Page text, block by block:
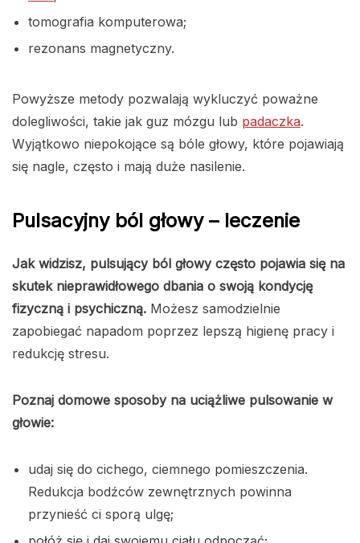
tomografia komputerowa;
rezonans magnetyczny.
Powyższe metody pozwalają wykluczyć poważne
dolegliwości, takie jak guz mózgu lub padaczka.
Wyjątkowo niepokojące są bóle głowy, które pojawiają
się nagle, często i mają duże nasilenie.
Pulsacyjny ból głowy – leczenie
Jak widzisz, pulsujący ból głowy często pojawia się na
skutek nieprawidłowego dbania o swoją kondycję
fizyczną i psychiczną. Możesz samodzielnie
zapobiegać napadom poprzez lepszą higienę pracy i
redukcję stresu.
Poznaj domowe sposoby na uciążliwe pulsowanie w
głowie:
udaj się do cichego, ciemnego pomieszczenia.
Redukcja bodźców zewnętrznych powinna
przynieść ci sporą ulgę;